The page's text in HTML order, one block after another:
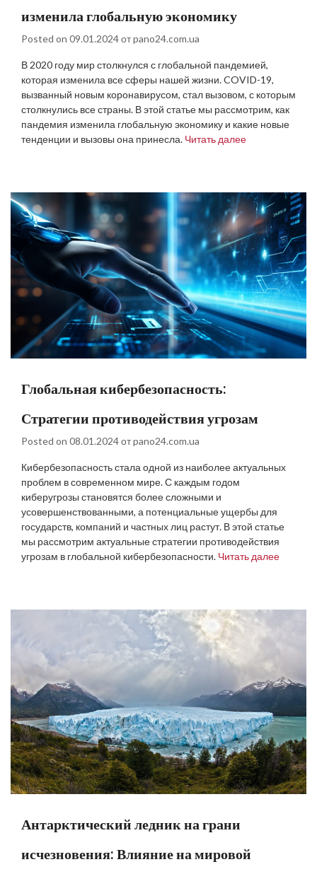
изменила глобальную экономику
Posted on 09.01.2024отpano24.com.ua
В 2020 году мир столкнулся с глобальной пандемией,
которая изменила все сферы нашей жизни. COVID-19,
вызванный новым коронавирусом, стал вызовом, с которым
столкнулись все страны. В этой статье мы рассмотрим, как
пандемия изменила глобальную экономику и какие новые
тенденции и вызовы она принесла. Читать далее
Глобальная кибербезопасность:
Стратегии противодействия угрозам
Posted on 08.01.2024отpano24.com.ua
Кибербезопасность стала одной из наиболее актуальных
проблем в современном мире. С каждым годом
киберугрозы становятся более сложными и
усовершенствованными, а потенциальные ущербы для
государств, компаний и частных лиц растут. В этой статье
мы рассмотрим актуальные стратегии противодействия
угрозам в глобальной кибербезопасности. Читать далее
Антарктический ледник на грани
исчезновения: Влияние на мировой